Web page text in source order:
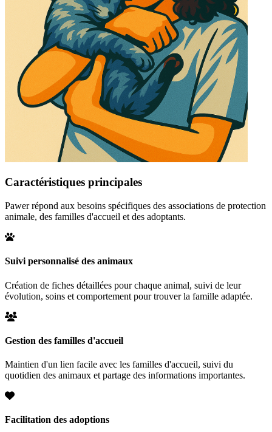
Caractéristiques principales
Pawer répond aux besoins spécifiques des associations de protection
animale, des familles d'accueil et des adoptants.
Suivi personnalisé des animaux
Création de fiches détaillées pour chaque animal, suivi de leur
évolution, soins et comportement pour trouver la famille adaptée.
Gestion des familles d'accueil
Maintien d'un lien facile avec les familles d'accueil, suivi du
quotidien des animaux et partage des informations importantes.
Facilitation des adoptions